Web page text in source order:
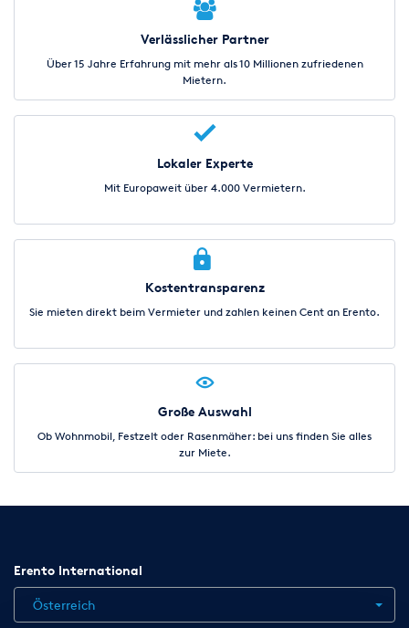
Verlässlicher Partner
Über 15 Jahre Erfahrung mit mehr als 10 Millionen zufriedenen
Mietern.
Lokaler Experte
Mit Europaweit über 4.000 Vermietern.
Kostentransparenz
Sie mieten direkt beim Vermieter und zahlen keinen Cent an Erento.
Große Auswahl
Ob Wohnmobil, Festzelt oder Rasenmäher: bei uns finden Sie alles
zur Miete.
Erento International
Österreich